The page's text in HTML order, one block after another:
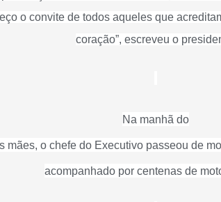
o convite de todos aqueles que
coração”, escreveu o
Na manhã do
mães, o chefe do Executivo passeou de
acompanhado por centenas de